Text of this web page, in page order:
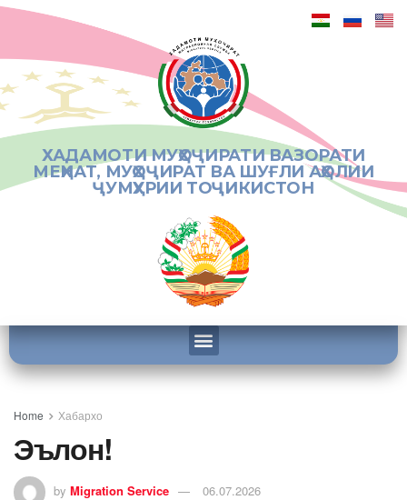
ХАДАМОТИ МУҲОҶИРАТИ ВАЗОРАТИ
МЕҲНАТ, МУҲОҶИРАТ ВА ШУҒЛИ АҲОЛИИ
ҶУМҲУРИИ ТОҶИКИСТОН
Home Хабархо
Эълон!
by Migration Service 06.07.2026